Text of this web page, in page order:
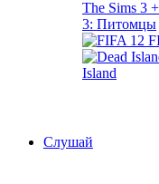
The Sims 3
3: Питомцы
Island
Слушай